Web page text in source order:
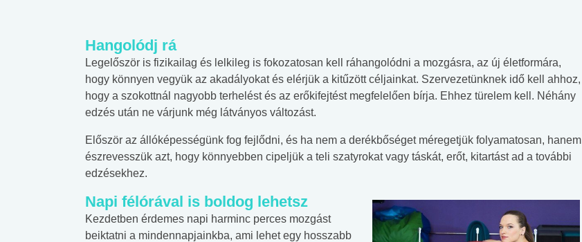
Hangolódj rá
Legelőször is fizikailag és lelkileg is fokozatosan kell ráhangolódni a mozgásra, az új életformára,
hogy könnyen vegyük az akadályokat és elérjük a kitűzött céljainkat. Szervezetünknek idő kell ahhoz,
hogy a szokottnál nagyobb terhelést és az erőkifejtést megfelelően bírja. Ehhez türelem kell. Néhány
edzés után ne várjunk még látványos változást.
Először az állóképességünk fog fejlődni, és ha nem a derékbőséget méregetjük folyamatosan, hanem
észrevesszük azt, hogy könnyebben cipeljük a teli szatyrokat vagy táskát, erőt, kitartást ad a további
edzésekhez.
Napi félórával is boldog lehetsz
Kezdetben érdemes napi harminc perces mozgást
beiktatni a mindennapjainkba, ami lehet egy hosszabb